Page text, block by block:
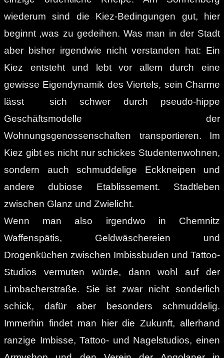
wiederum sind die Kiez-Bedingungen gut, hier
beginnt ‚was zu gedeihen. Was man in der Stadt
aber bisher irgendwie nicht verstanden hat: Ein
Kiez entsteht und lebt vor allem durch eine
gewisse Eigendynamik des Viertels, sein Charme
lässt sich schwer durch pseudo-hippe
Geschäftsmodelle der
Wohnungsgenossenschaften transportieren. Im
Kiez gibt es nicht nur schickes Studentenwohnen,
sondern auch schmuddelige Eckkneipen und
andere dubiose Etablissement. Stadtleben
zwischen Glanz und Zwielicht.
Wenn man also irgendwo in Chemnitz
Waffenspätis, Geldwäschereien und
Drogenküchen zwischen Imbissbuden und Tattoo-
Studios vermuten würde, dann wohl auf der
Limbacherstraße. Sie ist zwar nicht sonderlich
schick, dafür aber besonders schmuddelig.
Immerhin findet man hier die Zukunft, allerhand
ranzige Imbisse, Tattoo- und Nagelstudios, einen